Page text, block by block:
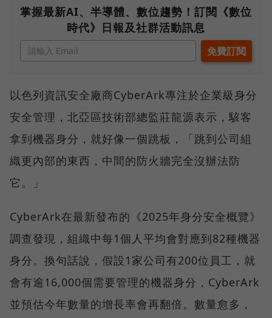
掌握最新AI、半導體、數位趨勢！訂閱《數位
時代》日報及社群活動訊息
以色列資訊安全廠商CyberArk專注於企業級身分
安全管理，北亞區技術部總監莊龍源表示，駭客
拿到機器身分，就好像一個跳板，「跳到公司組
織更內部的東西，中間的防火牆完全沒辦法防
它。」
CyberArk在最新發布的《2025年身分安全概覽》
調查發現，組織中每1個人平均會對應到82種機器
身分。換句話說，假設1家公司有200位員工，就
會有逾16,000個需要管理的機器身分，CyberArk
並預估今年數量的增長率會再翻倍。數量愈多，